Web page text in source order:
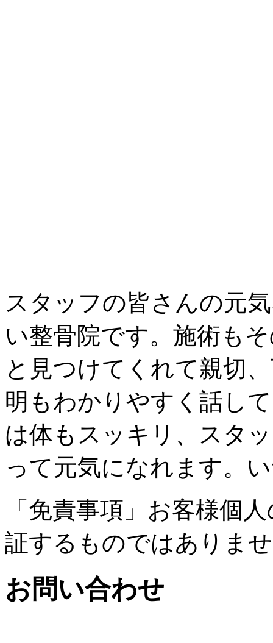
スタッフの皆さんの元
い整骨院です。施術も
と見つけてくれて親切
明もわかりやすく話し
は体もスッキリ、スタ
って元気になれます。
「免責事項」お客様個
証するものではありま
お問い合わせ